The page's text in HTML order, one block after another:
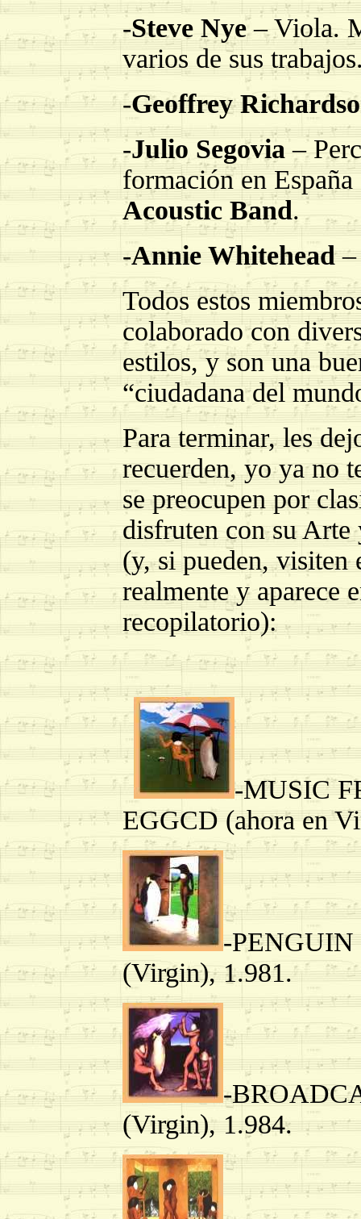
-Steve Nye– Viola.
varios de sus
-Geoffrey
-Julio Segovia –
formación en
Acoustic Band.
-Annie Whitehead–
Todos estos
colaborado con
estilos, y son una
“ciudadana del
Para terminar, les
recuerden, yo ya no
se preocupen por
disfruten con su Arte
(y, si pueden, visiten
realmente y aparece
recopilatorio):
-MUSIC
EGGCD (ahora en
-PENGUIN
(Virgin), 1.981.
-
(Virgin), 1.984.